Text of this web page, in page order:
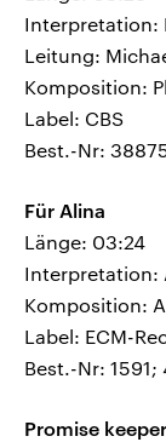
Interpretation:
Leitung:
Komposition:
Label: CBS
Best.-Nr:
Für Alina
Länge: 03:24
Interpretation:
Komposition:
Label: ECM-
Best.-Nr:
Promise keeper